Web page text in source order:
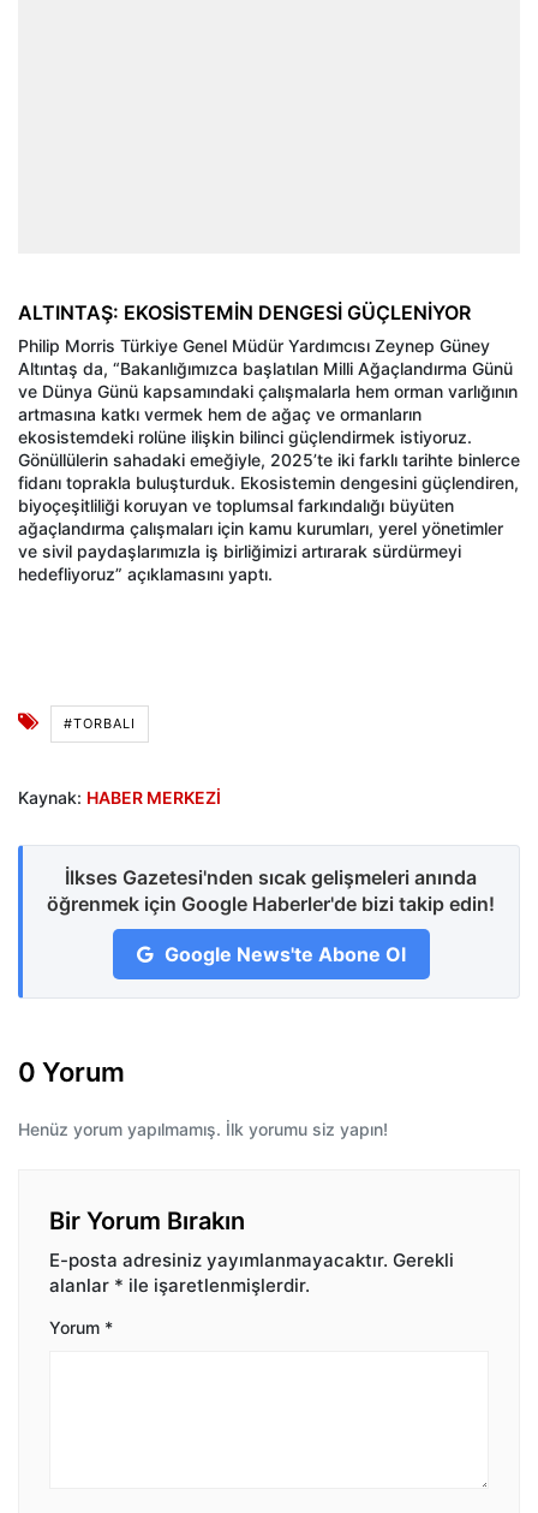
ALTINTAŞ: EKOSİSTEMİN DENGESİ GÜÇLENİYOR
Philip Morris Türkiye Genel Müdür Yardımcısı Zeynep Güney
Altıntaş da, “Bakanlığımızca başlatılan Milli Ağaçlandırma Günü
ve Dünya Günü kapsamındaki çalışmalarla hem orman varlığının
artmasına katkı vermek hem de ağaç ve ormanların
ekosistemdeki rolüne ilişkin bilinci güçlendirmek istiyoruz.
Gönüllülerin sahadaki emeğiyle, 2025’te iki farklı tarihte binlerce
fidanı toprakla buluşturduk. Ekosistemin dengesini güçlendiren,
biyoçeşitliliği koruyan ve toplumsal farkındalığı büyüten
ağaçlandırma çalışmaları için kamu kurumları, yerel yönetimler
ve sivil paydaşlarımızla iş birliğimizi artırarak sürdürmeyi
hedefliyoruz” açıklamasını yaptı.
#TORBALI
Kaynak: HABER MERKEZİ
İlkses Gazetesi'nden sıcak gelişmeleri anında
öğrenmek için Google Haberler'de bizi takip edin!
Google News'te Abone Ol
0 Yorum
Henüz yorum yapılmamış. İlk yorumu siz yapın!
Bir Yorum Bırakın
E-posta adresiniz yayımlanmayacaktır. Gerekli
alanlar * ile işaretlenmişlerdir.
Yorum *